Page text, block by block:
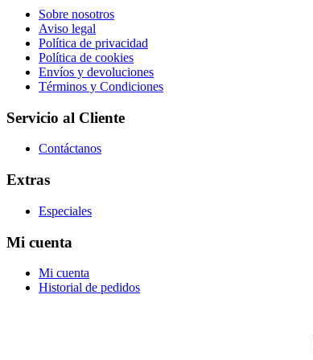
Sobre nosotros
Aviso legal
Política de privacidad
Política de cookies
Envíos y devoluciones
Términos y Condiciones
Servicio al Cliente
Contáctanos
Extras
Especiales
Mi cuenta
Mi cuenta
Historial de pedidos